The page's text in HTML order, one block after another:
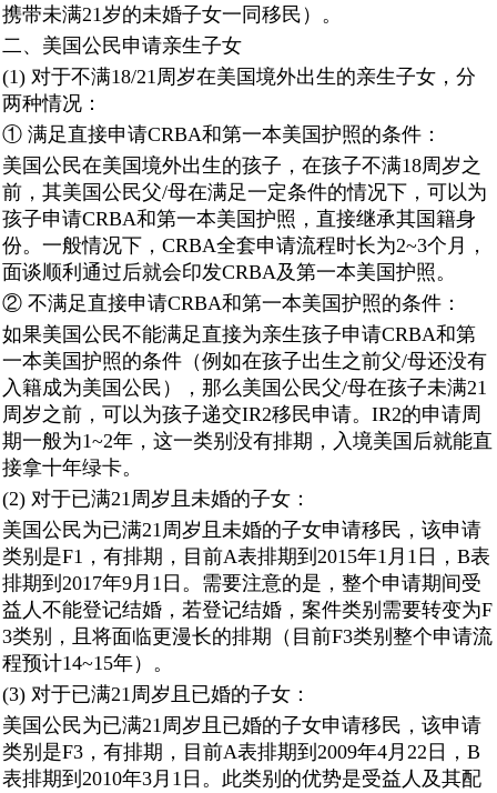
携带未满21岁的未婚子女一同移民）。
二、美国公民申请亲生子女
(1) 对于不满18/21周岁在美国境外出生的亲生子女，分
两种情况：
① 满足直接申请CRBA和第一本美国护照的条件：
美国公民在美国境外出生的孩子，在孩子不满18周岁之
前，其美国公民父/母在满足一定条件的情况下，可以为
孩子申请CRBA和第一本美国护照，直接继承其国籍身
份。一般情况下，CRBA全套申请流程时长为2~3个月，
面谈顺利通过后就会印发CRBA及第一本美国护照。
② 不满足直接申请CRBA和第一本美国护照的条件：
如果美国公民不能满足直接为亲生孩子申请CRBA和第
一本美国护照的条件（例如在孩子出生之前父/母还没有
入籍成为美国公民），那么美国公民父/母在孩子未满21
周岁之前，可以为孩子递交IR2移民申请。IR2的申请周
期一般为1~2年，这一类别没有排期，入境美国后就能直
接拿十年绿卡。
(2) 对于已满21周岁且未婚的子女：
美国公民为已满21周岁且未婚的子女申请移民，该申请
类别是F1，有排期，目前A表排期到2015年1月1日，B表
排期到2017年9月1日。需要注意的是，整个申请期间受
益人不能登记结婚，若登记结婚，案件类别需要转变为F
3类别，且将面临更漫长的排期（目前F3类别整个申请流
程预计14~15年）。
(3) 对于已满21周岁且已婚的子女：
美国公民为已满21周岁且已婚的子女申请移民，该申请
类别是F3，有排期，目前A表排期到2009年4月22日，B
表排期到2010年3月1日。此类别的优势是受益人及其配